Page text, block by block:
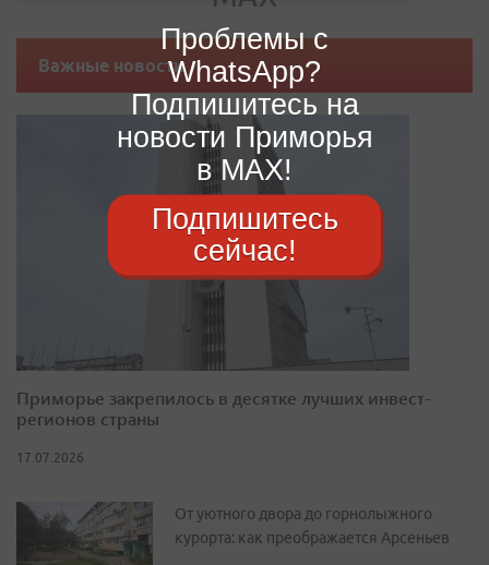
Важные новости
Приморье закрепилось в десятке лучших инвест-
регионов страны
17.07.2026
От уютного двора до горнолыжного
курорта: как преображается Арсеньев
Проблемы с
WhatsApp?
Подпишитесь на
новости Приморья
в MAX!
Подпишитесь
сейчас!